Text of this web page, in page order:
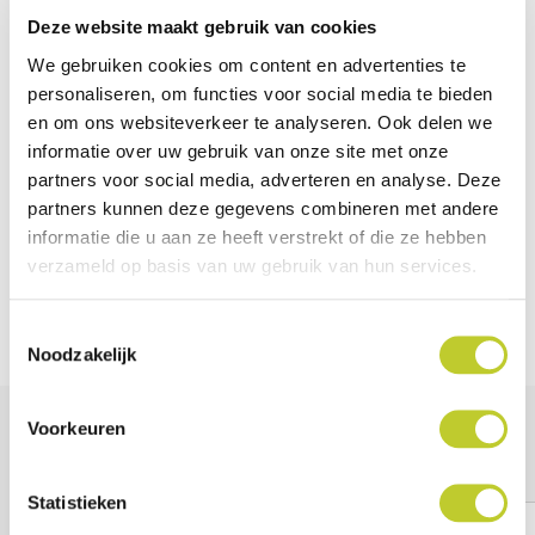
Deze website maakt gebruik van cookies
We gebruiken cookies om content en advertenties te
personaliseren, om functies voor social media te bieden
en om ons websiteverkeer te analyseren. Ook delen we
informatie over uw gebruik van onze site met onze
partners voor social media, adverteren en analyse. Deze
partners kunnen deze gegevens combineren met andere
informatie die u aan ze heeft verstrekt of die ze hebben
verzameld op basis van uw gebruik van hun services.
Noodzakelijk
Voorkeuren
Statistieken
Specificaties
EAN-code 5050996038308
Merk Atlantis
Kleur Wit
Lengte 94 cm